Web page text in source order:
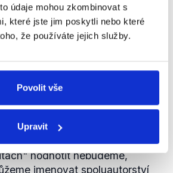
údaje mohou zkombinovat s
které jste jim poskytli nebo které
že používáte jejich služby.
Povolit vše
Upravit
poslancům, zjistíme, že v
ztratil Miroslav Poche. V
by se pak jednalo o poslance
Probační a mediační
let (leden 2001 - leden 2014),
je pravdivá. Dledostupných
Štern členem petičního výboru
proti korupci. Účast na dalších
hodnotit nebudeme,
jmenovat spoluautorství